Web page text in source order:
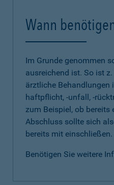
Wann
Im Grunde genommen
ausreichend ist. So ist
ärztliche Behandlungen
haftpflicht, -unfall, -
zum Beispiel, ob
Abschluss sollte sich
bereits mit einschließen.
Benötigen Sie weitere